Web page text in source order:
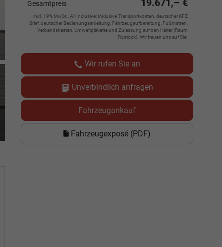
Gesamtpreis 19.671,– €
incl. 19% MwSt., All Inclusive: Inklusive Transportkosten, deutscher KFZ
Brief, deutscher Bedienungsanleitung, Fahrzeugaufbereitung, Fußmatten,
Verbandskasten, Umweltplakette und Zulassung auf den Halter (Raum
Rostock). Wir freuen uns auf Sie!
Wir rufen Sie an
Unverbindlich anfragen
Fahrzeugankauf
Fahrzeugexposé (PDF)